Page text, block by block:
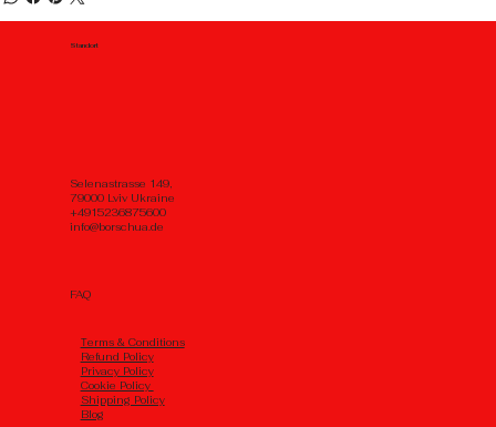
Standort
Selenastrasse 149,
79000 Lviv Ukraine
+4915236875600
info@borschua.de
FAQ
Тerms & Conditions
Refund Policy
Privacy Policy
Cookie Policy
Shipping Policy
Blog